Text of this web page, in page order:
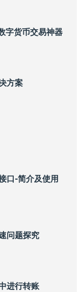
字货币交易神器
方案
口-简介及使用
问题探究
进行转账